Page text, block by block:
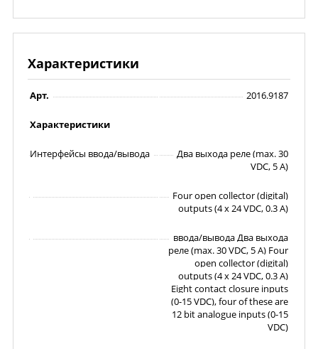
Характеристики
Арт. 2016.9187
Характеристики
Интерфейсы ввода/вывода
Два выхода реле (max. 30
VDC, 5 A)
Four open collector (digital)
outputs (4 x 24 VDC, 0.3 A)
ввода/вывода Два выхода
реле (max. 30 VDC, 5 A) Four
open collector (digital)
outputs (4 x 24 VDC, 0.3 A)
Eight contact closure inputs
(0-15 VDC), four of these are
12 bit analogue inputs (0-15
VDC)